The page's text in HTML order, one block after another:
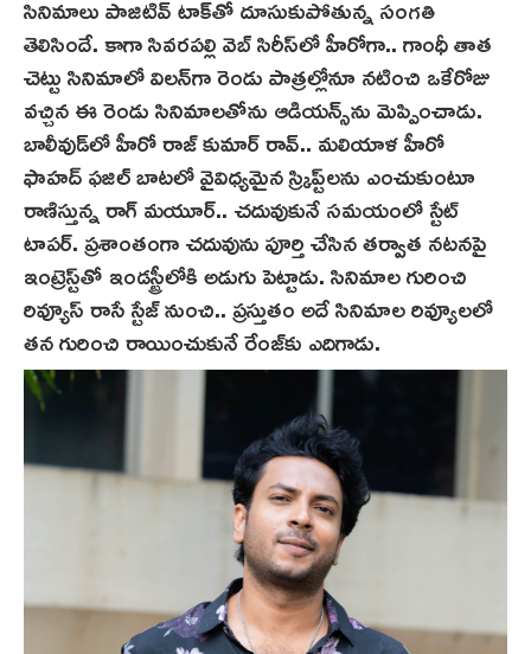
సినిమాలు పాజిటివ్ టాక్‌తో దూసుకుపోతున్న సంగతి
తెలిసిందే. కాగా సివరపల్లి వెబ్ సిరీస్‌లో హీరోగా.. గాంధీ తాత
చెట్టు సినిమాలో విలన్‌గా రెండు పాత్రల్లోనూ నటించి ఒకేరోజు
వ‌చ్చిన ఈ రెండు సినిమాల‌తోను ఆడియ‌న్స్‌ను మెప్పించాడు.
బాలీవుడ్‌లో హీరో రాజ్ కుమార్ రావ్.. మలియాళ హీరో
ఫాహద్ ఫ‌జిల్ బాటలో వైవిధ్యమైన స్క్రిప్ట్‌ల‌ను ఎంచుకుంటూ
రాణిస్తున్న రాగ్‌ మయూర్.. చదువుకునే సమయంలో స్టేట్
టాపర్. ప్రశాంతంగా చదువును పూర్తి చేసిన తర్వాత నటనపై
ఇంట్రెస్ట్‌తో ఇండస్ట్రీలోకి అడుగు పెట్టాడు. సినిమాల గురించి
రివ్యూస్ రాసే స్టేజ్‌ నుంచి.. ప్రస్తుతం అదే సినిమాల రివ్యూలలో
తన గురించి రాయించుకునే రేంజ్‌కు ఎదిగాడు.